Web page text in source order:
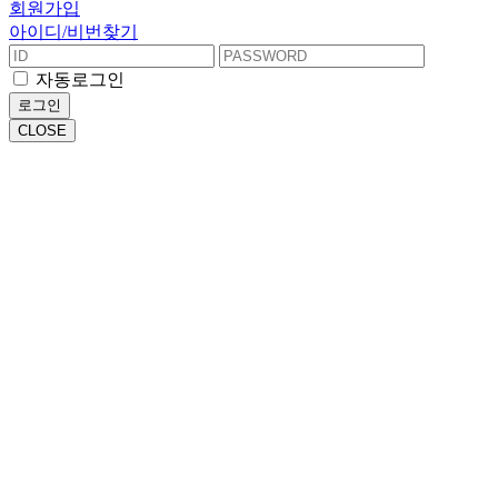
회원가입
아이디/비번찾기
자동로그인
로그인
CLOSE